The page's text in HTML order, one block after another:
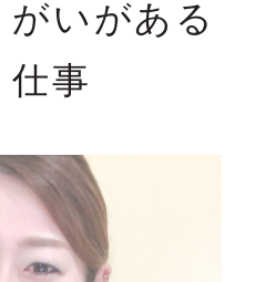
いがある
仕事